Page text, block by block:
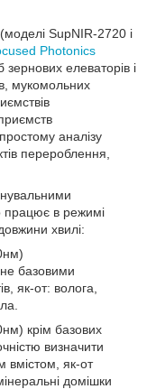
SupNIR-2720 і
Photonics
елеваторів і
мукомольних
аналізу
перероблення,
працює в режимі
хвилі:
базовими
як-от: волога,
крім базових
визначити
вмістом, як-от
домішки